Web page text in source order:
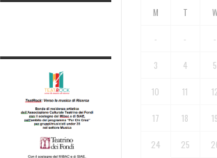
- - -
3 4 5
10 11
17 18 19
24 25